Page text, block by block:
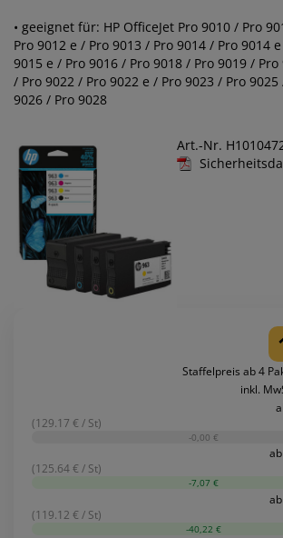
• geeignet für: HP OfficeJet Pro 9010 / Pro
Pro 9012 e / Pro 9013 / Pro 9014 / Pro 9014
9015 e / Pro 9016 / Pro 9018 / Pro 9019 /
/ Pro 9022 / Pro 9022 e / Pro 9023 / Pro
9026 / Pro 9028
Art.-Nr.
Staffelpreis ab 4
inkl.
(129.17 € / St)
-0,00 €
(125.64 € / St)
-7,07 €
(119.12 € / St)
-40,22 €